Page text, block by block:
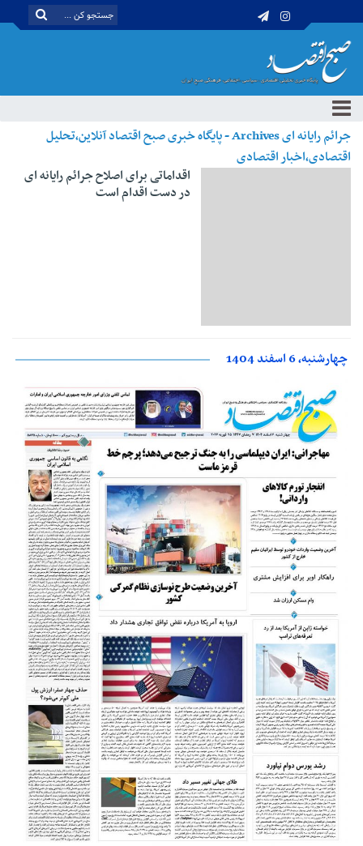
جرائم رایانه ای Archives - پایگاه خبری صبح اقتصاد آنلاین،تحلیل
اقتصادی،اخبار اقتصادی
اقداماتی برای اصلاح جرائم رایانه ای
در دست اقدام است
چهارشنبه، 6 اسفند 1404